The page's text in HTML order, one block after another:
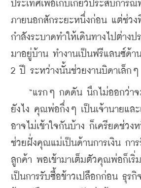
ประเทศเพื่อเก็บเกี่ยวประสบการณ์
ภายนอกสักระยะหนึ่งก่อน แต่ช่วง
กำลังระบาดทำให้เดินทางไปต่างป
มาอยู่บ้าน ทำงานเป็นฟรีแลนซ์ด้า
2 ปี ระหว่างนั้นช่วยงานบิดาเล็ก
“แรกๆ กดดัน นึกไม่ออกว่าจะ
ยังไง คุณพ่อกึ่งๆ เป็นเจ้านายแล
อาจไม่เข้าใจกันบ้าง ก็เครียดช่วง
ช่วยฝั่งคุณแม่เป็นด้านการเงิน การ
ลูกค้า พอเข้ามาเต็มตัวคุณพ่อก็เริ่
เป็นการรับซื้อข้าวเปลือกก่อน ธุรกิ